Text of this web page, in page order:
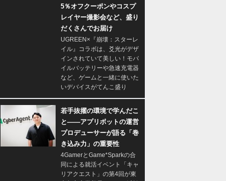
5％オフクーポンやコスプ
レイヤー撮影会など、盛り
だくさんでお届け
UGREEN×『崩壊：スターレ
イル』コラボは、爻光がデザ
インされていて美しい！モバ
イルバッテリーや急速充電器
など、ゲームと一緒に使いた
いデバイスがてんこ盛り
若手抜擢の環境で学んだこ
と――アプリボットの運営
プロデューサーが語る「巻
き込み力」の重要性
4GamerとGame*Sparkの合
同による就活イベント「キャ
リアクエスト」の第4回が東